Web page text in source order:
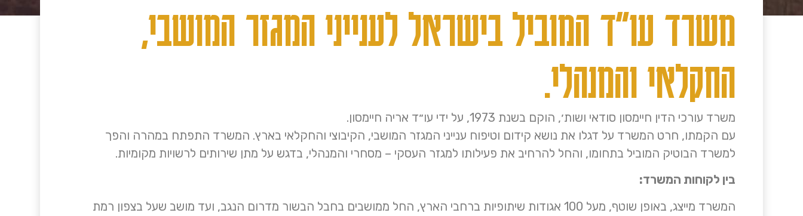
משרד עו״ד המוביל בישראל לענייני המגזר המושבי,
החקלאי והמנהלי.
משרד עורכי הדין חיימסון סודאי ושות׳, הוקם בשנת 1973, על ידי עו״ד אריה חיימסון.
למשרד הבוטיק המוביל בתחומו, והחל להרחיב את פעילותו למגזר העסקי – מסחרי והמנהלי, בדגש על מתן שירותים לרשויות מקומיות.
בין לקוחות המשרד:
המשרד מייצג, באופן שוטף, מעל 100 אגודות שיתופיות ברחבי הארץ, החל ממושבים בחבל הבשור מדרום הנגב, ועד מושב שעל בצפון רמת